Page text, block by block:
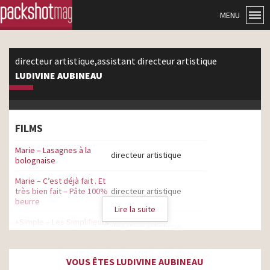
MENU
directeur artistique,assistant directeur artistique
LUDIVINE AUBINEAU
FILMS
Marie – Lasagnes à la
bolognaise
directeur artistique
Marie – C’est déjà fait . Et
très bien fait – Pâte 100%
beurre
directeur artistique
+Simple – Les Simplifieurs
– Guy Les Bons Plans
Marie – Secrets de cuisinedirecteur artistique
Lire la suite
VOUS ÊTES LUDIVINE AUBINEAU